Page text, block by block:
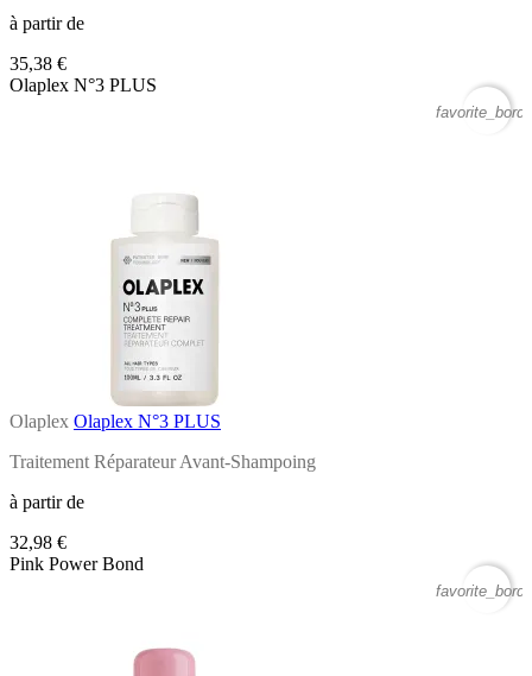
à partir de
35,38 €
Olaplex N°3 PLUS
Olaplex Olaplex N°3 PLUS
Traitement Réparateur Avant-Shampoing
à partir de
32,98 €
Pink Power Bond